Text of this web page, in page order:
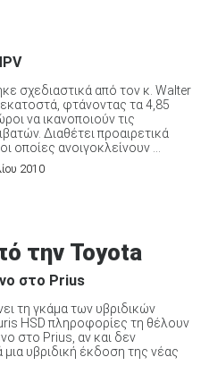
σχεδιαστικά από τον κ. Walter
φτάνοντας τα 4,85
να ικανοποιούν τις
Διαθέτει προαιρετικά
οποίες ανοιγοκλείνουν ...
2010
την Toyota
στο Prius
τη γκάμα των υβριδικών
HSD πληροφορίες τη θέλουν
στο Prius, αν και δεν
μια υβριδική έκδοση της νέας